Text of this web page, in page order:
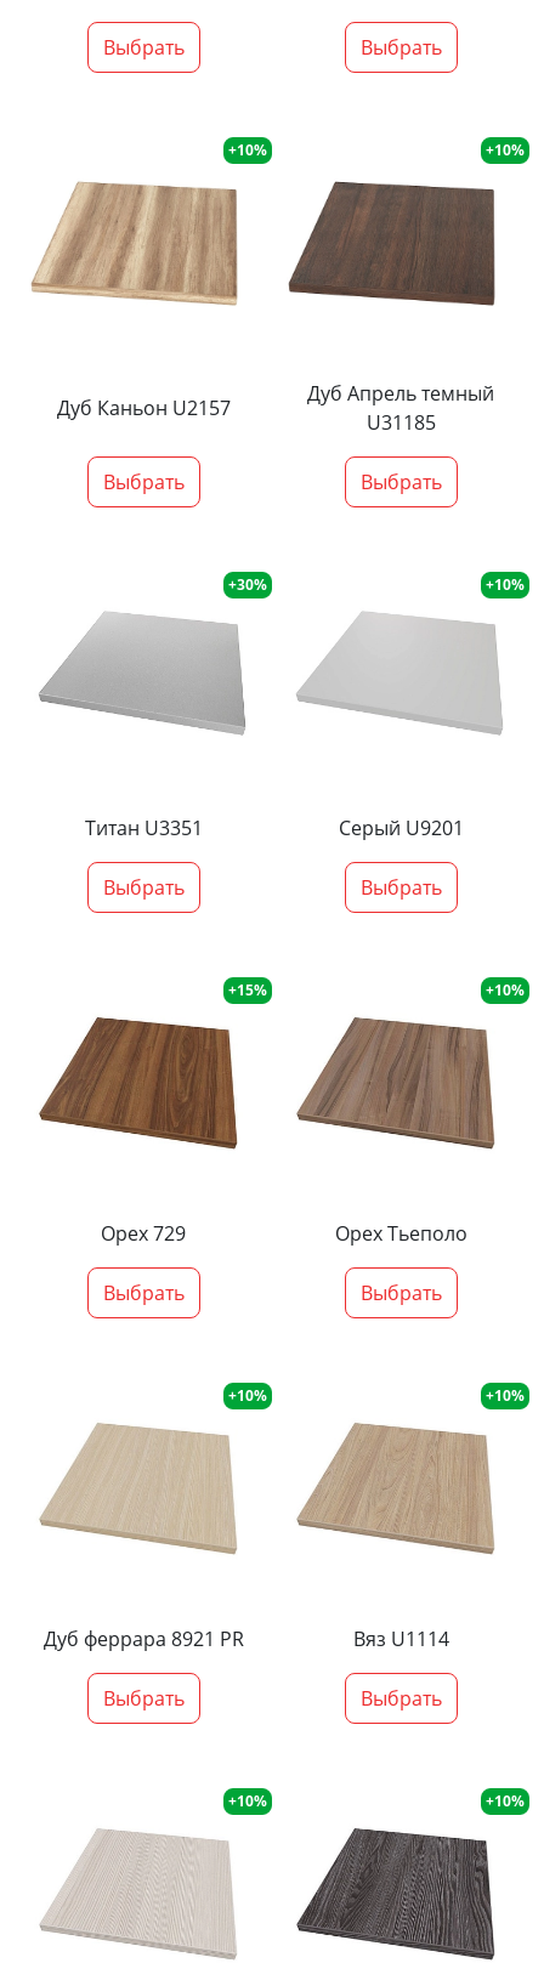
Выбрать Выбрать
+10%
Дуб Каньон U2157
Выбрать
+10%
Дуб Апрель темный
U31185
Выбрать
+30%
Титан U3351
Выбрать
+10%
Серый U9201
Выбрать
+15%
Орех 729
Выбрать
+10%
Орех Тьеполо
Выбрать
+10%
Дуб феррара 8921 PR
Выбрать
+10%
Вяз U1114
Выбрать
+10% +10%